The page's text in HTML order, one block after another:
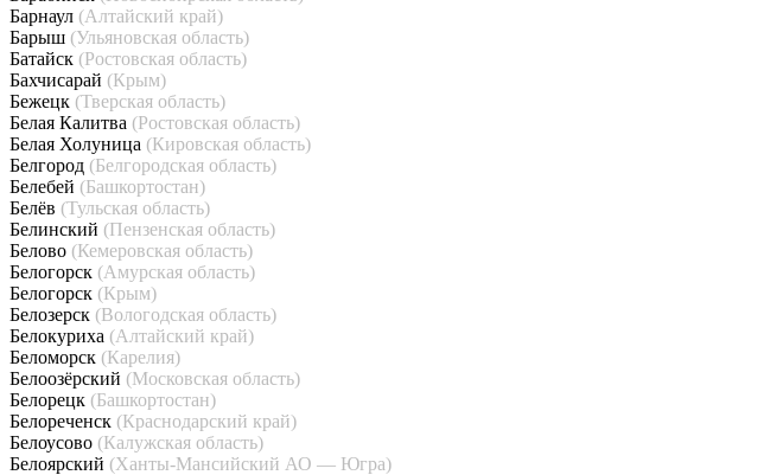
Барнаул (Алтайский край)
Барыш (Ульяновская область)
Батайск (Ростовская область)
Бахчисарай (Крым)
Бежецк (Тверская область)
Белая Калитва (Ростовская область)
Белая Холуница (Кировская область)
Белгород (Белгородская область)
Белебей (Башкортостан)
Белёв (Тульская область)
Белинский (Пензенская область)
Белово (Кемеровская область)
Белогорск (Амурская область)
Белогорск (Крым)
Белозерск (Вологодская область)
Белокуриха (Алтайский край)
Беломорск (Карелия)
Белоозёрский (Московская область)
Белорецк (Башкортостан)
Белореченск (Краснодарский край)
Белоусово (Калужская область)
Белоярский (Ханты-Мансийский АО — Югра)